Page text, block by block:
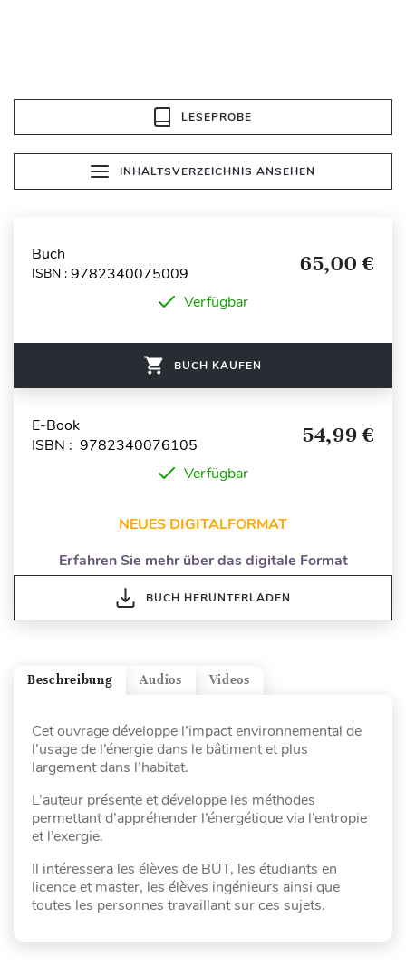
LESEPROBE
INHALTSVERZEICHNIS ANSEHEN
Buch
ISBN : 9782340075009 65,00 €
Verfügbar
BUCH KAUFEN
E-Book
ISBN : 9782340076105
54,99 €
Verfügbar
NEUES DIGITALFORMAT
Erfahren Sie mehr über das digitale Format
BUCH HERUNTERLADEN
Videos
Audios
Beschreibung
Cet ouvrage développe l’impact environnemental de
l’usage de l’énergie dans le bâtiment et plus
largement dans l’habitat.
L’auteur présente et développe les méthodes
permettant d’appréhender l’énergétique via l’entropie
et l’exergie.
Il intéressera les élèves de BUT, les étudiants en
licence et master, les élèves ingénieurs ainsi que
toutes les personnes travaillant sur ces sujets.